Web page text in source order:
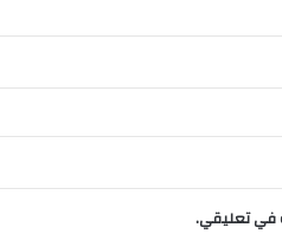
في تعليقي.